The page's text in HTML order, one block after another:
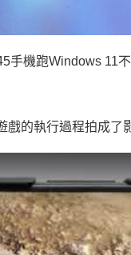
機跑Windows 11
的執行過程拍成了